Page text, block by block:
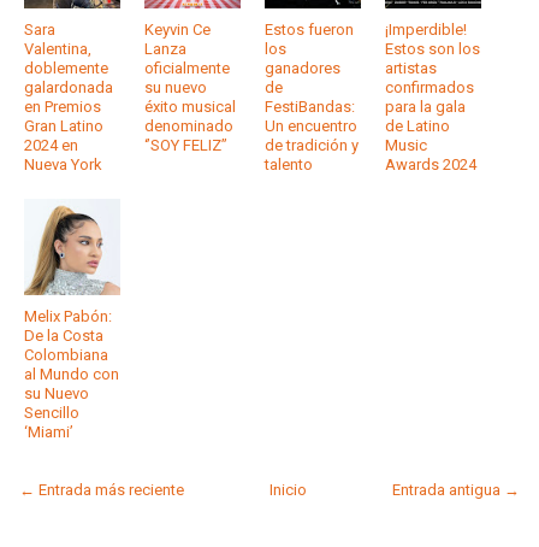
Sara
Valentina,
doblemente
galardonada
en Premios
Gran Latino
2024 en
Nueva York
Keyvin Ce
Lanza
oficialmente
su nuevo
éxito musical
denominado
‘’SOY FELIZ’’
Estos fueron
los
ganadores
de
FestiBandas:
Un encuentro
de tradición y
talento
¡Imperdible!
Estos son los
artistas
confirmados
para la gala
de Latino
Music
Awards 2024
Melix Pabón:
De la Costa
Colombiana
al Mundo con
su Nuevo
Sencillo
‘Miami’
← Entrada más reciente Entrada antigua →
Inicio